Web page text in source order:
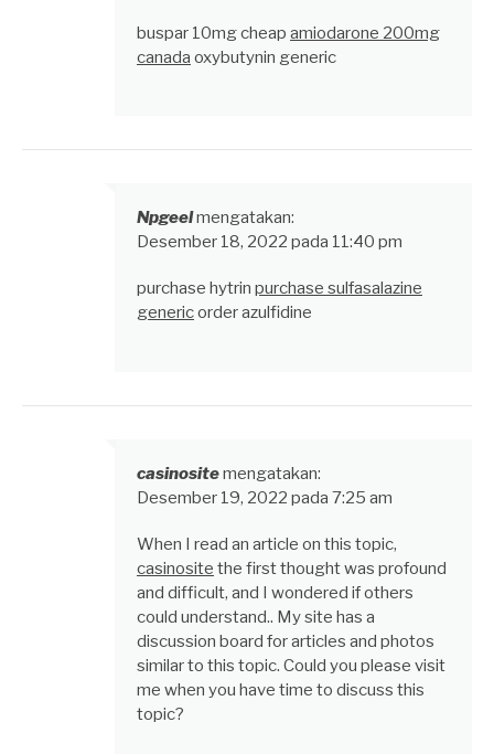
buspar 10mg cheap amiodarone 200mg
canada oxybutynin generic
Npgeelmengatakan:
Desember 18, 2022 pada 11:40 pm
purchase hytrin purchase sulfasalazine
genericorder azulfidine
casinositemengatakan:
Desember 19, 2022 pada 7:25 am
When I read an article on this topic,
casinosite the first thought was profound
and difficult, and I wondered if others
could understand.. My site has a
discussion board for articles and photos
similar to this topic. Could you please visit
me when you have time to discuss this
topic?